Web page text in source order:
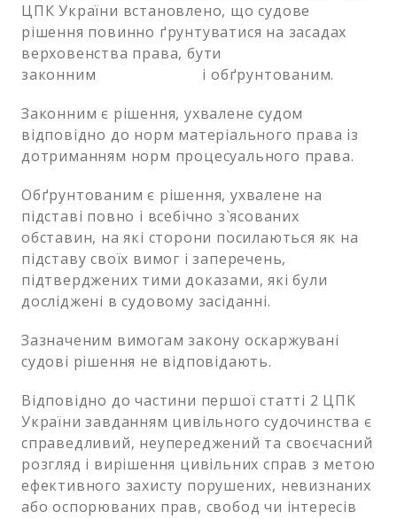
ЦПК України встановлено, що судове
рішення повинно ґрунтуватися на засадах
верховенства права, бути
законним і обґрунтованим.
Законним є рішення, ухвалене судом
відповідно до норм матеріального права із
дотриманням норм процесуального права.
Обґрунтованим є рішення, ухвалене на
підставі повно і всебічно з`ясованих
обставин, на які сторони посилаються як на
підставу своїх вимог і заперечень,
підтверджених тими доказами, які були
досліджені в судовому засіданні.
Зазначеним вимогам закону оскаржувані
судові рішення не відповідають.
Відповідно до частини першої статті 2 ЦПК
України завданням цивільного судочинства є
справедливий, неупереджений та своєчасний
розгляд і вирішення цивільних справ з метою
ефективного захисту порушених, невизнаних
або оспорюваних прав, свобод чи інтересів